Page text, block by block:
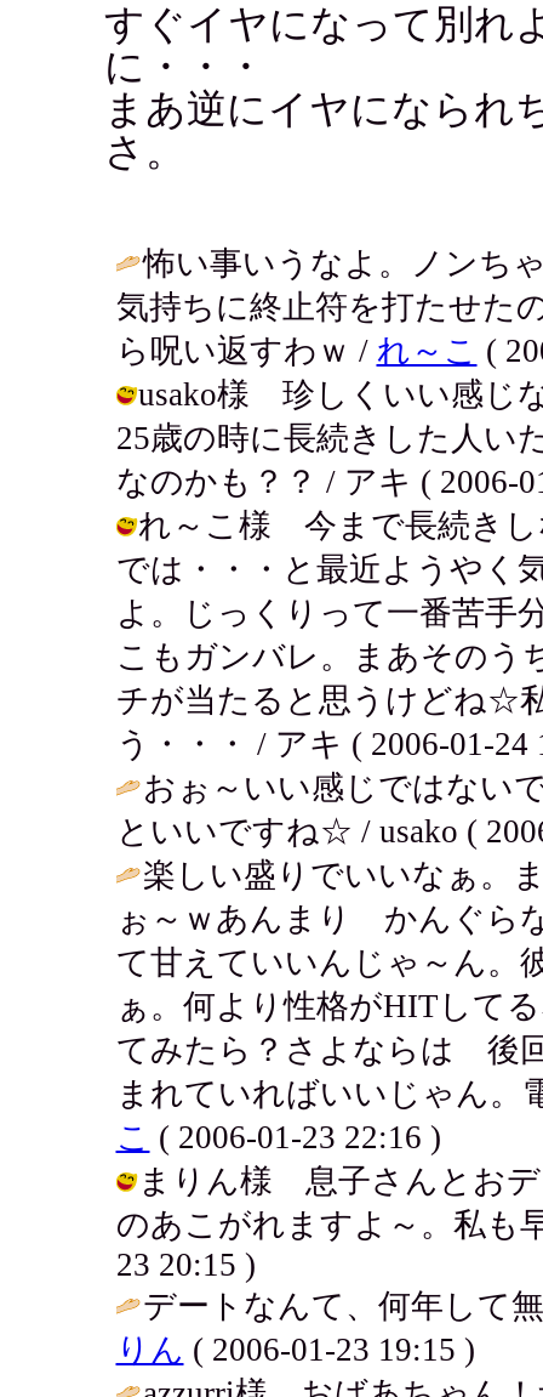
すぐイヤになって別れ
に・・・
まあ逆にイヤになられ
さ。
怖い事いうなよ。ノンち
気持ちに終止符を打たせた
ら呪い返すわｗ / れ～こ (
usako様 珍しくいい感じ
25歳の時に長続きした人い
なのかも？？ / アキ ( 2006-
れ～こ様 今まで長続きし
では・・・と最近ようやく
よ。じっくりって一番苦手
こもガンバレ。まあそのう
チが当たると思うけどね☆
う・・・ / アキ ( 2006-01-24
おぉ～いい感じではない
といいですね☆ / usako (
楽しい盛りでいいなぁ。
ぉ～ｗあんまり かんぐら
て甘えていいんじゃ～ん。
ぁ。何より性格がHITして
てみたら？さよならは 後
まれていればいいじゃん
こ ( 2006-01-23 22:16 )
まりん様 息子さんとおデ
のあこがれますよ～。私も
23 20:15 )
デートなんて、何年して
りん ( 2006-01-23 19:15 )